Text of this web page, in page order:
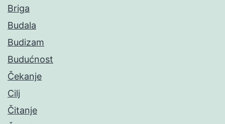
Briga
Budala
Budizam
Budućnost
Čekanje
Cilj
Čitanje